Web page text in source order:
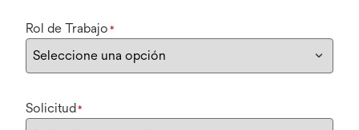
Rol de Trabajo *
Solicitud*